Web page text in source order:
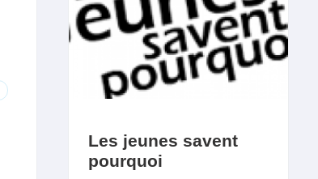
Les jeunes savent
pourquoi